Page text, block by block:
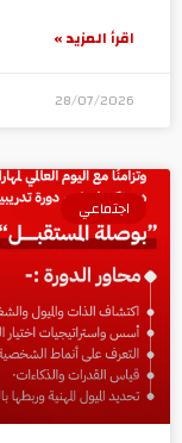
اقرأ المزيد »
28/07/2026
اجتماعي